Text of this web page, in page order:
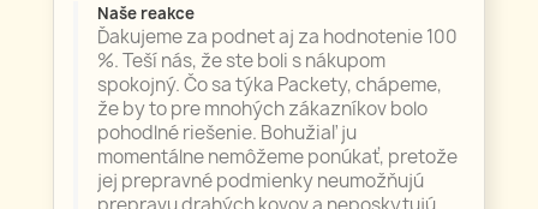
Naše reakce
Ďakujeme za podnet aj za hodnotenie 100
%. Teší nás, že ste boli s nákupom
spokojný. Čo sa týka Packety, chápeme,
že by to pre mnohých zákazníkov bolo
pohodlné riešenie. Bohužiaľ ju
momentálne nemôžeme ponúkať, pretože
jej prepravné podmienky neumožňujú